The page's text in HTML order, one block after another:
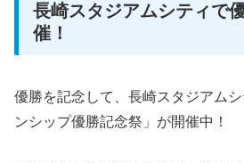
長崎スタジアムシティで
催！
優勝を記念して、長崎スタジアム
ンシップ優勝記念祭」が開催中！